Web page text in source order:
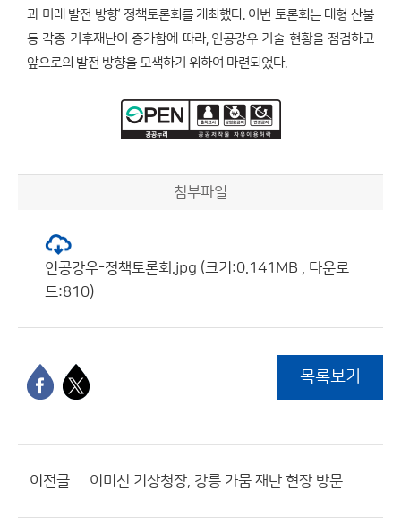
과 미래 발전 방향’ 정책토론회를 개최했다. 이번 토론회는 대형 산불
등 각종 기후재난이 증가함에 따라, 인공강우 기술 현황을 점검하고
앞으로의 발전 방향을 모색하기 위하여 마련되었다.
첨부파일
인공강우-정책토론회.jpg (크기:0.141MB , 다운로
드:810)
목록보기
이전글 이미선 기상청장, 강릉 가뭄 재난 현장 방문